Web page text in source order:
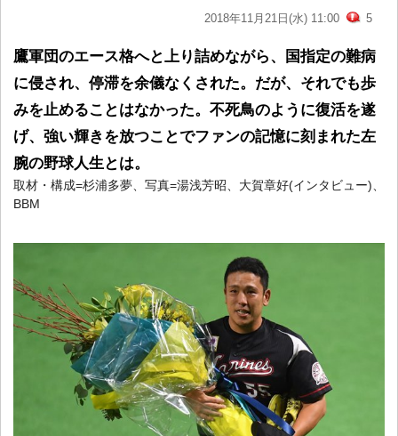
2018年11月21日(水) 11:00 5
鷹軍団のエース格へと上り詰めながら、国指定の難病
に侵され、停滞を余儀なくされた。だが、それでも歩
みを止めることはなかった。不死鳥のように復活を遂
げ、強い輝きを放つことでファンの記憶に刻まれた左
腕の野球人生とは。
取材・構成=杉浦多夢、写真=湯浅芳昭、大賀章好(インタビュー)、
BBM